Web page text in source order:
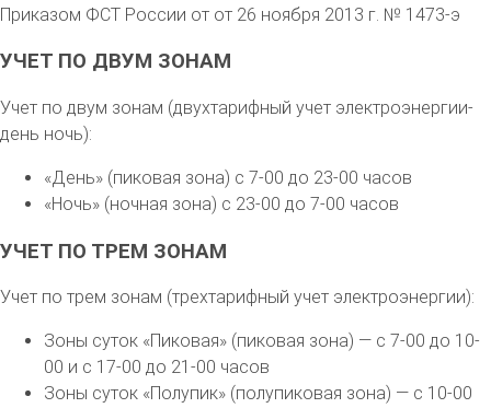
Приказом ФСТ России от от 26 ноября 2013 г. № 1473-э
УЧЕТ ПО ДВУМ ЗОНАМ
Учет по двум зонам (двухтарифный учет электроэнергии-
день ночь):
«День» (пиковая зона) с 7-00 до 23-00 часов
«Ночь» (ночная зона) с 23-00 до 7-00 часов
УЧЕТ ПО ТРЕМ ЗОНАМ
Учет по трем зонам (трехтарифный учет электроэнергии):
Зоны суток «Пиковая» (пиковая зона) — с 7-00 до 10-
00 и с 17-00 до 21-00 часов
Зоны суток «Полупик» (полупиковая зона) — с 10-00